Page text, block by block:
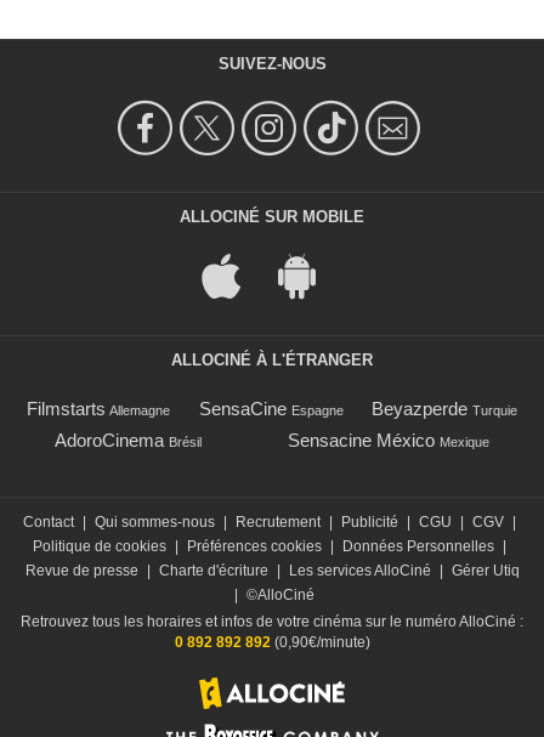
SUIVEZ-NOUS
ALLOCINÉ SUR MOBILE
ALLOCINÉ À L'ÉTRANGER
Filmstarts Allemagne SensaCine Espagne Beyazperde Turquie
AdoroCinema Brésil Sensacine México Mexique
Contact Qui sommes-nous Recrutement Publicité CGU CGV
Politique de cookies
Préférences cookies Données Personnelles
Revue de presse
Charte d'écriture Les services AlloCiné
Gérer Utiq
©AlloCiné
Retrouvez tous les horaires et infos de votre cinéma sur le numéro AlloCiné :
0 892 892 892(0,90€/minute)